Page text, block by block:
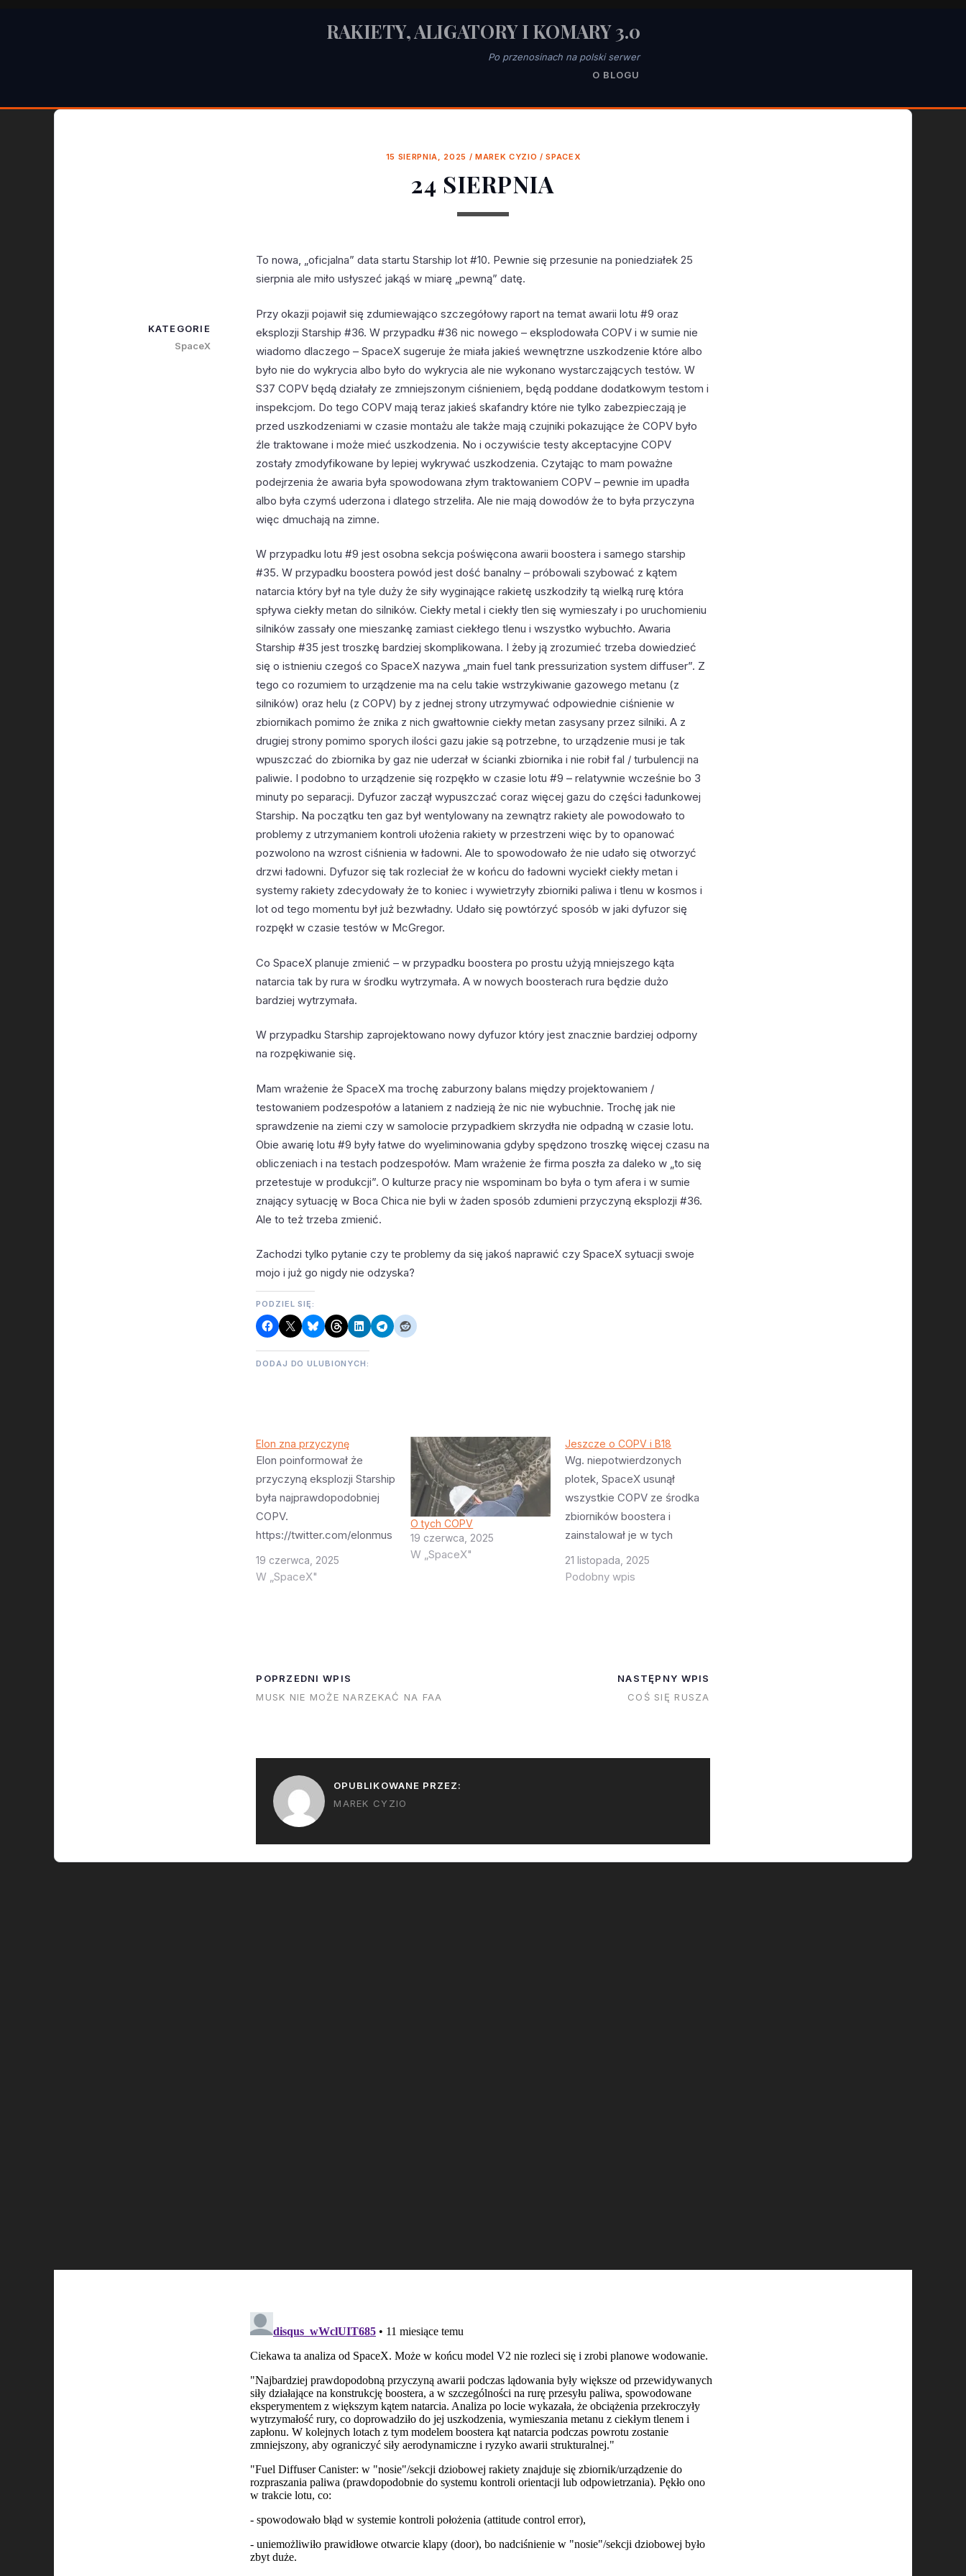
RAKIETY, ALIGATORY I KOMARY 3.0
Po przenosinach na polski serwer
O BLOGU
15 SIERPNIA, 2025 / MAREK CYZIO /SPACEX
24 SIERPNIA
To nowa, „oficjalna” data startu Starship lot #10. Pewnie się przesunie na poniedziałek 25
sierpnia ale miło usłyszeć jakąś w miarę „pewną” datę.
Przy okazji pojawił się zdumiewająco szczegółowy raport na temat awarii lotu #9 oraz
eksplozji Starship #36. W przypadku #36 nic nowego – eksplodowała COPV i w sumie nie
wiadomo dlaczego – SpaceX sugeruje że miała jakieś wewnętrzne uszkodzenie które albo
było nie do wykrycia albo było do wykrycia ale nie wykonano wystarczających testów. W
S37 COPV będą działały ze zmniejszonym ciśnieniem, będą poddane dodatkowym testom i
inspekcjom. Do tego COPV mają teraz jakieś skafandry które nie tylko zabezpieczają je
przed uszkodzeniami w czasie montażu ale także mają czujniki pokazujące że COPV było
źle traktowane i może mieć uszkodzenia. No i oczywiście testy akceptacyjne COPV
zostały zmodyfikowane by lepiej wykrywać uszkodzenia. Czytając to mam poważne
podejrzenia że awaria była spowodowana złym traktowaniem COPV – pewnie im upadła
albo była czymś uderzona i dlatego strzeliła. Ale nie mają dowodów że to była przyczyna
więc dmuchają na zimne.
W przypadku lotu #9 jest osobna sekcja poświęcona awarii boostera i samego starship
#35. W przypadku boostera powód jest dość banalny – próbowali szybować z kątem
natarcia który był na tyle duży że siły wyginające rakietę uszkodziły tą wielką rurę która
spływa ciekły metan do silników. Ciekły metal i ciekły tlen się wymieszały i po uruchomieniu
silników zassały one mieszankę zamiast ciekłego tlenu i wszystko wybuchło. Awaria
Starship #35 jest troszkę bardziej skomplikowana. I żeby ją zrozumieć trzeba dowiedzieć
się o istnieniu czegoś co SpaceX nazywa „main fuel tank pressurization system diffuser”. Z
tego co rozumiem to urządzenie ma na celu takie wstrzykiwanie gazowego metanu (z
silników) oraz helu (z COPV) by z jednej strony utrzymywać odpowiednie ciśnienie w
zbiornikach pomimo że znika z nich gwałtownie ciekły metan zasysany przez silniki. A z
drugiej strony pomimo sporych ilości gazu jakie są potrzebne, to urządzenie musi je tak
wpuszczać do zbiornika by gaz nie uderzał w ścianki zbiornika i nie robił fal / turbulencji na
paliwie. I podobno to urządzenie się rozpękło w czasie lotu #9 – relatywnie wcześnie bo 3
minuty po separacji. Dyfuzor zaczął wypuszczać coraz więcej gazu do części ładunkowej
Starship. Na początku ten gaz był wentylowany na zewnątrz rakiety ale powodowało to
problemy z utrzymaniem kontroli ułożenia rakiety w przestrzeni więc by to opanować
pozwolono na wzrost ciśnienia w ładowni. Ale to spowodowało że nie udało się otworzyć
drzwi ładowni. Dyfuzor się tak rozleciał że w końcu do ładowni wyciekł ciekły metan i
systemy rakiety zdecydowały że to koniec i wywietrzyły zbiorniki paliwa i tlenu w kosmos i
lot od tego momentu był już bezwładny. Udało się powtórzyć sposób w jaki dyfuzor się
rozpękł w czasie testów w McGregor.
Co SpaceX planuje zmienić – w przypadku boostera po prostu użyją mniejszego kąta
natarcia tak by rura w środku wytrzymała. A w nowych boosterach rura będzie dużo
bardziej wytrzymała.
W przypadku Starship zaprojektowano nowy dyfuzor który jest znacznie bardziej odporny
na rozpękiwanie się.
Mam wrażenie że SpaceX ma trochę zaburzony balans między projektowaniem /
testowaniem podzespołów a lataniem z nadzieją że nic nie wybuchnie. Trochę jak nie
sprawdzenie na ziemi czy w samolocie przypadkiem skrzydła nie odpadną w czasie lotu.
Obie awarię lotu #9 były łatwe do wyeliminowania gdyby spędzono troszkę więcej czasu na
obliczeniach i na testach podzespołów. Mam wrażenie że firma poszła za daleko w „to się
przetestuje w produkcji”. O kulturze pracy nie wspominam bo była o tym afera i w sumie
znający sytuację w Boca Chica nie byli w żaden sposób zdumieni przyczyną eksplozji #36.
Ale to też trzeba zmienić.
Zachodzi tylko pytanie czy te problemy da się jakoś naprawić czy SpaceX sytuacji swoje
mojo i już go nigdy nie odzyska?
PODZIEL SIĘ:
DODAJ DO ULUBIONYCH:
Elon zna przyczynę
Elon poinformował że
przyczyną eksplozji Starship
była najprawdopodobniej
COPV.
https://twitter.com/elonmus
k/status/193566097382795
2675 Zachodzi pytanie czy
F9 dopóki nie będzie
wiadomo co spowodowało
19 czerwca, 2025
W „SpaceX"
O tych COPV
19 czerwca, 2025
W „SpaceX"
Jeszcze o COPV i B18
Wg. niepotwierdzonych
plotek, SpaceX usunął
wszystkie COPV ze środka
zbiorników boostera i
zainstalował je w tych
trójkątnych elementach na
zewnątrz. Powodem było to
wymienione. A wymiany
czegokolwiek w zbiorniku
21 listopada, 2025
Podobny wpis
POPRZEDNI WPIS
MUSK NIE MOŻE NARZEKAĆ NA FAA
NASTĘPNY WPIS
COŚ SIĘ RUSZA
KATEGORIE
SpaceX
OPUBLIKOWANE PRZEZ:
MAREK CYZIO